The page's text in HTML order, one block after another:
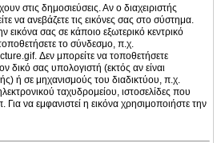
στις δημοσιεύσεις. Αν ο διαχειριστής
να ανεβάζετε τις εικόνες σας στο σύστημα.
εικόνα σας σε κάποιο εξωτερικό κεντρικό
το σύνδεσμο, π.χ.
Δεν μπορείτε να τοποθετήσετε
δικό σας υπολογιστή (εκτός αν είναι
ή σε μηχανισμούς του διαδικτύου, π.χ.
ταχυδρομείου, ιστοσελίδες που
να εμφανιστεί η εικόνα χρησιμοποιήστε την